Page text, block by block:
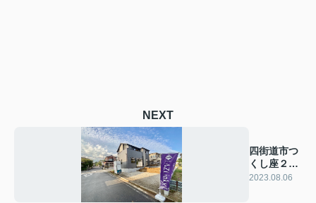
NEXT
四街道市つ
くし座２期
＜新築１棟
2023.08.06